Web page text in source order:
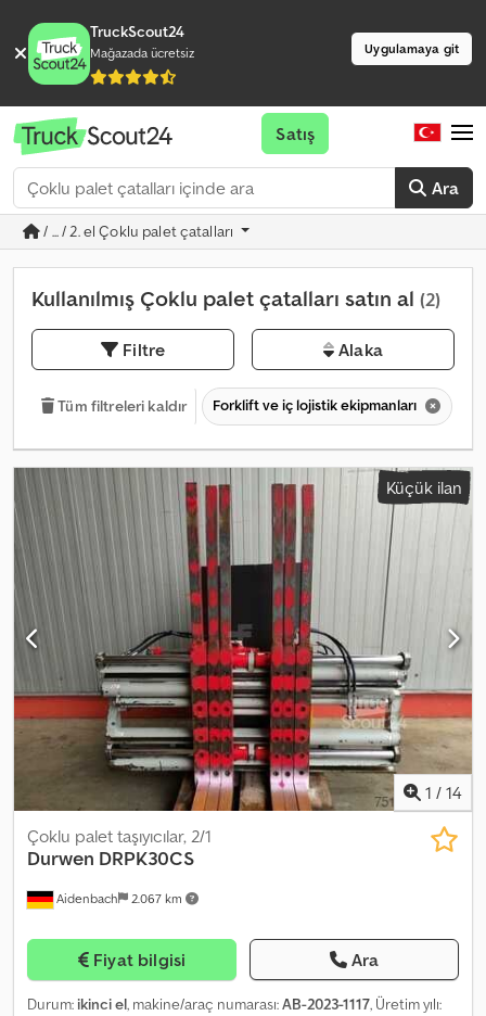
TruckScout24
Mağazada ücretsiz Uygulamaya git
Ara
Satış
/ ... / 2. el Çoklu palet çatalları
Kullanılmış Çoklu palet çatalları satın al (2)
Filtre Alaka
Tüm filtreleri kaldır Forklift ve iç lojistik ekipmanları
Küçük ilan
1 / 14
Aidenbach 2.067 km
Çoklu palet taşıyıcılar, 2/1
Durwen DRPK30CS
Fiyat bilgisi Ara
Durum: ikinci el, makine/araç numarası:AB-2023-1117, Üretim yılı: